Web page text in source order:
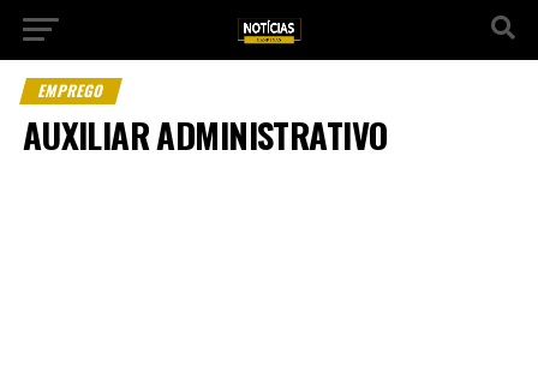
EMPREGO
AUXILIAR ADMINISTRATIVO